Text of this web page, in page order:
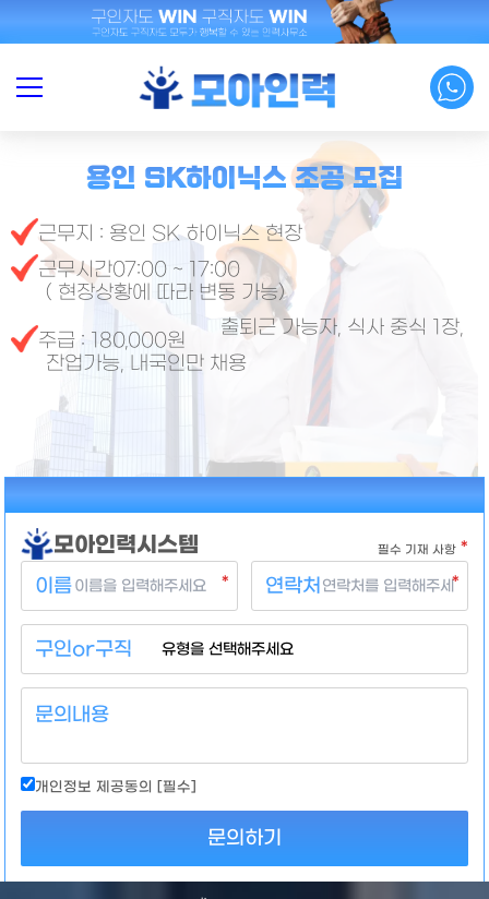
모아인력시스템 필수 기재 사항 *
이름 * 연락처 *
구인or구직
문의내용
개인정보 제공동의 [필수]
문의하기